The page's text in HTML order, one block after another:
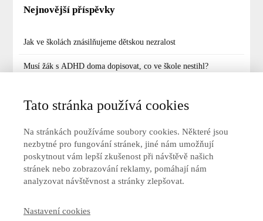
Nejnovější příspěvky
Jak ve školách znásilňujeme dětskou nezralost
Musí žák s ADHD doma dopisovat, co ve škole nestihl?
Učí se Vaše dítě podle dávno neexistujících osnov? Zbystřete!
Co když dítě s ADHD narušuje výuku? Jak k tomu přijdou
ostatní děti?
Tato stránka používá cookies
Na stránkách používáme soubory cookies. Některé jsou
nezbytné pro fungování stránek, jiné nám umožňují
poskytnout vám lepší zkušenost při návštěvě našich
stránek nebo zobrazování reklamy, pomáhají nám
analyzovat návštěvnost a stránky zlepšovat.
Nastavení cookies